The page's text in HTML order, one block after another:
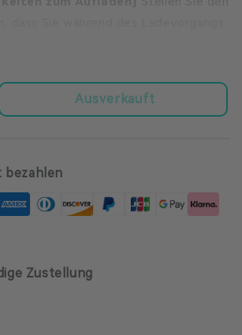
ihn flach als Unterlage hin, um
und tragbar]Das faltbare Ladegerät
Ausverkauft
bezahlen
Zustellung